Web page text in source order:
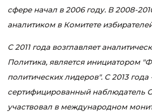
сфере начал в 2006 году. В 2008-
аналитиком в Комитете
С 2011 года возглавляет
Политика, является инициатором
политических лидеров". С 2013 года
сертифицированный наблюдатель
участвовал в международном